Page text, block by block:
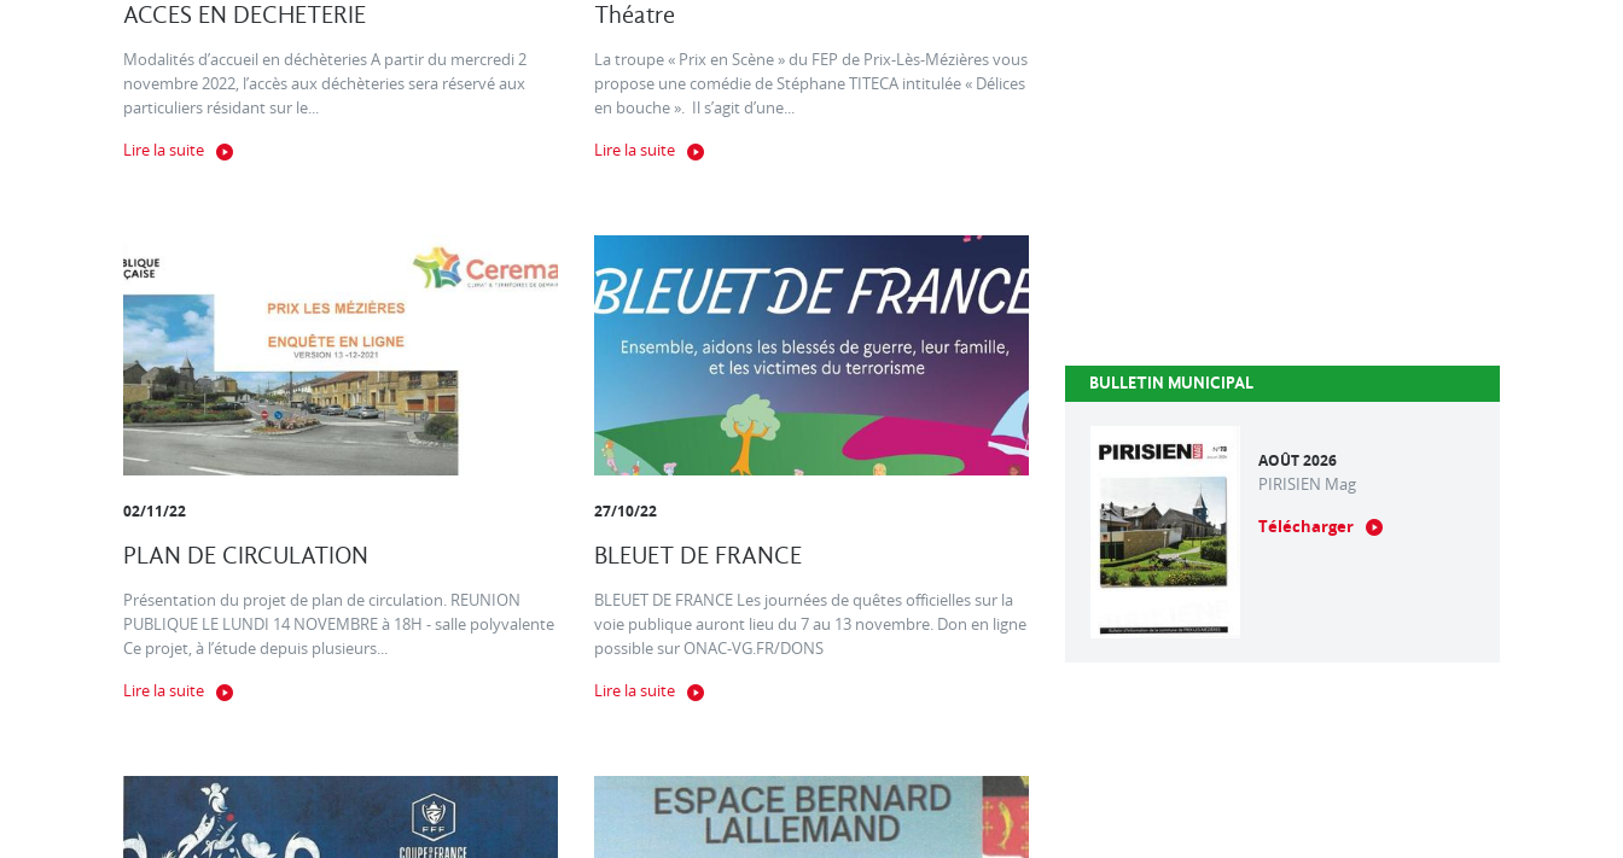
ACCES EN DECHETERIE
Modalités d’accueil en déchèteries A partir du mercredi 2
novembre 2022, l’accès aux déchèteries sera réservé aux
particuliers résidant sur le...
Lire la suite
Théatre
La troupe « Prix en Scène » du FEP de Prix-Lès-Mézières vous
propose une comédie de Stéphane TITECA intitulée « Délices
en bouche ». Il s’agit d’une...
Lire la suite
02/11/22
PLAN DE CIRCULATION
Présentation du projet de plan de circulation. REUNION
PUBLIQUE LE LUNDI 14 NOVEMBRE à 18H - salle polyvalente
Ce projet, à l’étude depuis plusieurs...
Lire la suite
27/10/22
BLEUET DE FRANCE
BLEUET DE FRANCE Les journées de quêtes officielles sur la
voie publique auront lieu du 7 au 13 novembre. Don en ligne
possible sur ONAC-VG.FR/DONS
Lire la suite
BULLETIN MUNICIPAL
AOÛT 2026
PIRISIEN Mag
Télécharger